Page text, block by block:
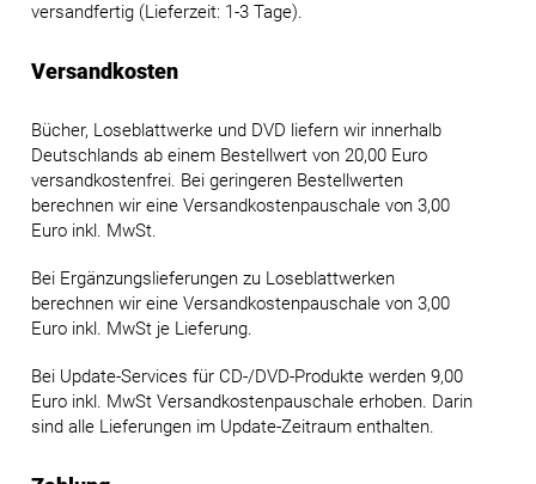
versandfertig (Lieferzeit: 1-3 Tage).
Versandkosten
Bücher, Loseblattwerke und DVD liefern wir innerhalb
Deutschlands ab einem Bestellwert von 20,00 Euro
versandkostenfrei. Bei geringeren Bestellwerten
berechnen wir eine Versandkostenpauschale von 3,00
Euro inkl. MwSt.
Bei Ergänzungslieferungen zu Loseblattwerken
berechnen wir eine Versandkostenpauschale von 3,00
Euro inkl. MwSt je Lieferung.
Bei Update-Services für CD-/DVD-Produkte werden 9,00
Euro inkl. MwSt Versandkostenpauschale erhoben. Darin
sind alle Lieferungen im Update-Zeitraum enthalten.